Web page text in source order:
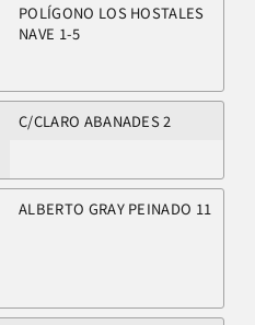
POLÍGONO LOS HOSTALES
NAVE 1-5
C/CLARO ABANADES 2
ALBERTO GRAY PEINADO 11